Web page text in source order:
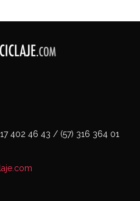
402 46 43 / (57) 316 364 01